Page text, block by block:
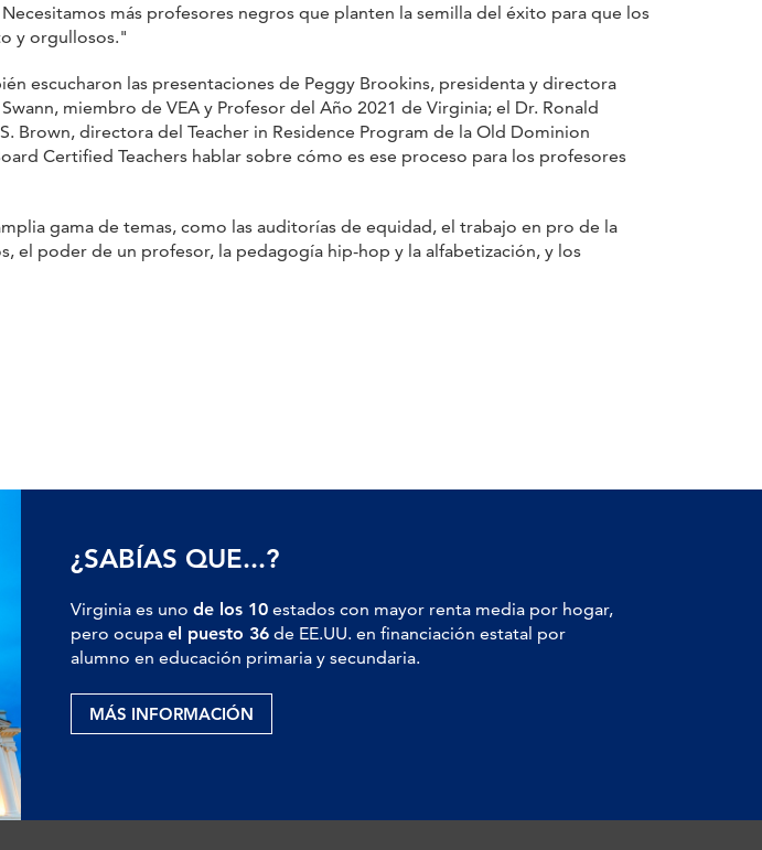
más profesores negros que planten la semilla del éxito para que los
y orgullosos."
las presentaciones de Peggy Brookins, presidenta y directora
miembro de VEA y Profesor del Año 2021 de Virginia; el Dr. Ronald
Brown, directora del Teacher in Residence Program de la Old Dominion
Certified Teachers hablar sobre cómo es ese proceso para los profesores
gama de temas, como las auditorías de equidad, el trabajo en pro de la
el poder de un profesor, la pedagogía hip-hop y la alfabetización, y los
¿SABÍAS QUE...?
Virginia es uno de los 10 estados con mayor renta media por hogar,
pero ocupa el puesto 36 de EE.UU. en financiación estatal por
alumno en educación primaria y secundaria.
MÁS INFORMACIÓN